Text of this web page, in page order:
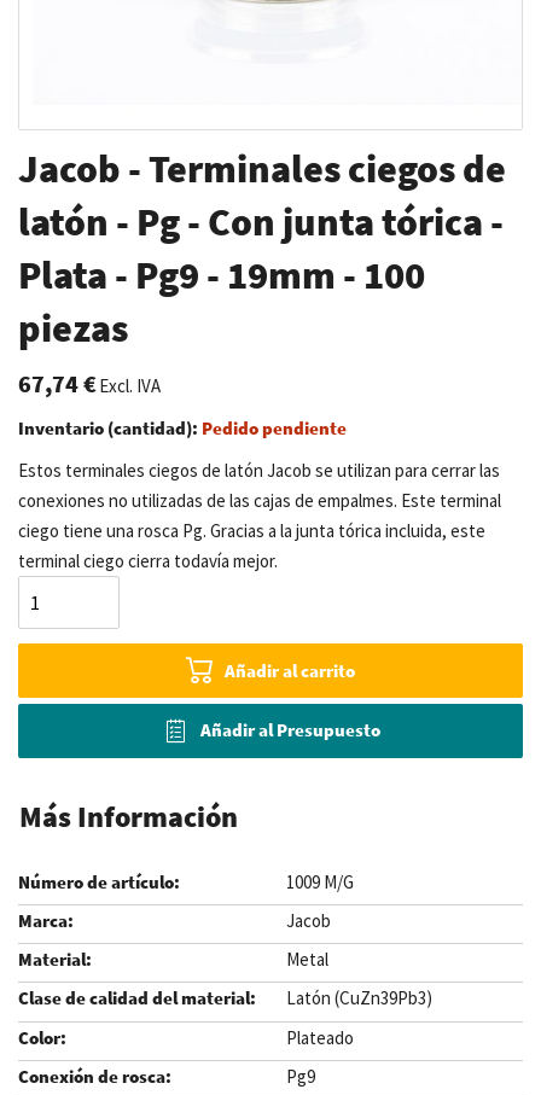
al
comienzo
de
la
galería
de
imágenes
Jacob - Terminales ciegos de
latón - Pg - Con junta tórica -
Plata - Pg9 - 19mm - 100
piezas
67,74 €Excl. IVA
Inventario (cantidad): Pedido pendiente
Estos terminales ciegos de latón Jacob se utilizan para cerrar las
conexiones no utilizadas de las cajas de empalmes. Este terminal
ciego tiene una rosca Pg. Gracias a la junta tórica incluida, este
terminal ciego cierra todavía mejor.
Añadir al carrito
Añadir al Presupuesto
Más Información
1009 M/G
Jacob
Metal
Latón (CuZn39Pb3)
Plateado
Pg9